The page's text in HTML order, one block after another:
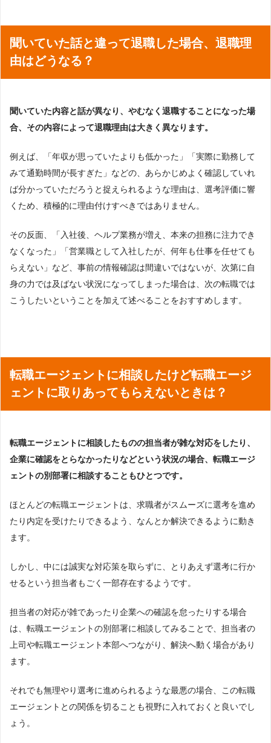
聞いていた話と違って退職した場合、退職理
由はどうなる？
聞いていた内容と話が異なり、やむなく退職することになった場
合、その内容によって退職理由は大きく異なります。
例えば、「年収が思っていたよりも低かった」「実際に勤務して
みて通勤時間が長すぎた」などの、あらかじめよく確認していれ
ば分かっていただろうと捉えられるような理由は、選考評価に響
くため、積極的に理由付けすべきではありません。
その反面、「入社後、ヘルプ業務が増え、本来の担務に注力でき
なくなった」「営業職として入社したが、何年も仕事を任せても
らえない」など、事前の情報確認は間違いではないが、次第に自
身の力では及ばない状況になってしまった場合は、次の転職では
こうしたいということを加えて述べることをおすすめします。
転職エージェントに相談したけど転職エージ
ェントに取りあってもらえないときは？
転職エージェントに相談したものの担当者が雑な対応をしたり、
企業に確認をとらなかったりなどという状況の場合、転職エージ
ェントの別部署に相談することもひとつです。
ほとんどの転職エージェントは、求職者がスムーズに選考を進め
たり内定を受けたりできるよう、なんとか解決できるように動き
ます。
しかし、中には誠実な対応策を取らずに、とりあえず選考に行か
せるという担当者もごく一部存在するようです。
担当者の対応が雑であったり企業への確認を怠ったりする場合
は、転職エージェントの別部署に相談してみることで、担当者の
上司や転職エージェント本部へつながり、解決へ動く場合があり
ます。
それでも無理やり選考に進められるような最悪の場合、この転職
エージェントとの関係を切ることも視野に入れておくと良いでし
ょう。